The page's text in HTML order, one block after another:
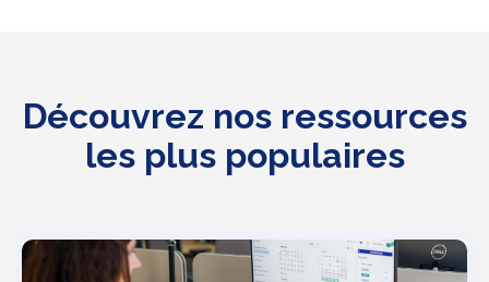
Découvrez nos ressources
les plus populaires